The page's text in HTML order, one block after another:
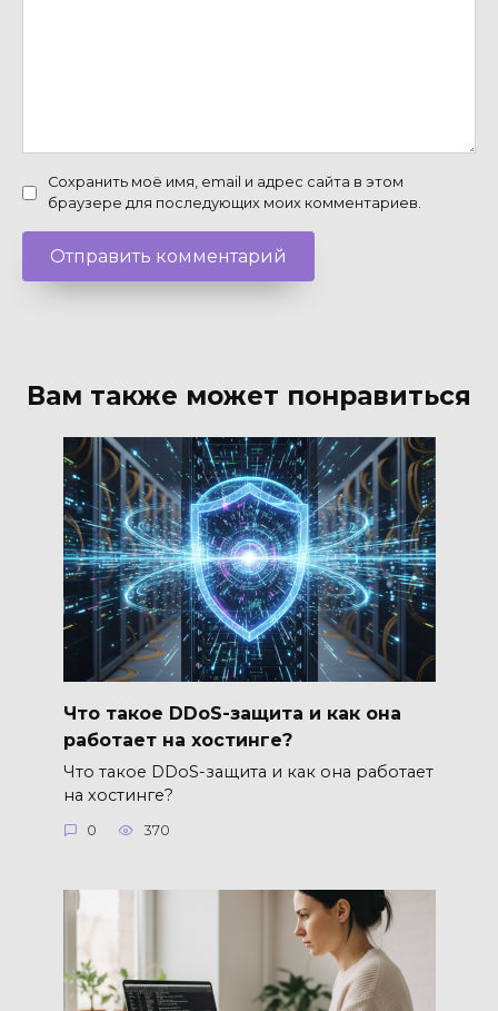
Сохранить моё имя, email и адрес сайта в этом
браузере для последующих моих комментариев.
Вам также может понравиться
Что такое DDoS-защита и как она
работает на хостинге?
Что такое DDoS-защита и как она работает
на хостинге?
0 370